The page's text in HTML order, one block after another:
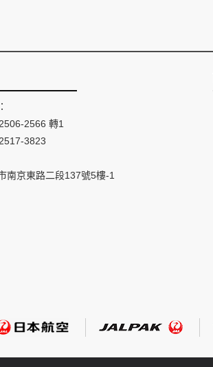
2566 轉1
3823
南京東路二段137號5樓-1